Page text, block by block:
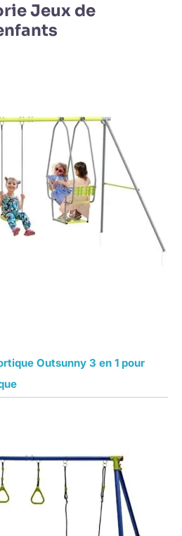
Jeux de
Outsunny 3 en 1 pour